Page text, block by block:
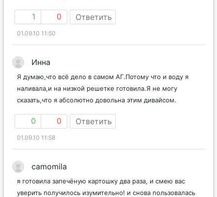
1 0 Ответить
01.09.10 11:50
Инна
Я думаю,что всё дело в самом АГ.Потому что и воду я
наливала,и на низкой решетке готовила.Я не могу
сказать,что я абсолютно довольна этим дивайсом.
0 0 Ответить
01.09.10 11:58
camomila
я готовила запечёную картошку два раза, и смею вас
уверить получилось изумительно! и снова пользовалась